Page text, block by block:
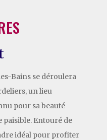
Bains se déroulera
un lieu
pour sa beauté
paisible. Entouré de
idéal pour profiter